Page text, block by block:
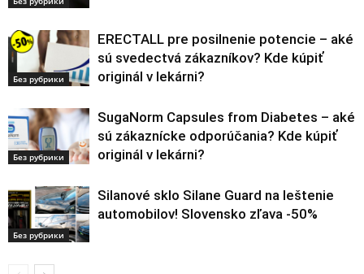
Без рубрики
ERECTALL pre posilnenie potencie – aké
sú svedectvá zákazníkov? Kde kúpiť
originál v lekárni?
Без рубрики
SugaNorm Capsules from Diabetes – aké
sú zákaznícke odporúčania? Kde kúpiť
originál v lekárni?
Без рубрики
Silanové sklo Silane Guard na leštenie
automobilov! Slovensko zľava -50%